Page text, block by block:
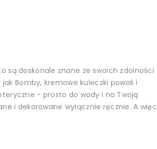
są doskonale znane ze swoich zdolności
Bomby, kremowe kuleczki powoli i
- prosto do wody i na Twoją
i dekorowane wyłącznie ręcznie. A więc